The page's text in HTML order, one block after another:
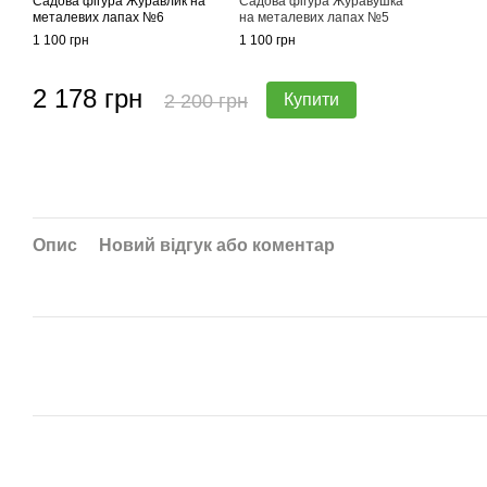
металевих лапах №6
1 100 грн
на металевих лапах №5
1 100 грн
2 178 грн 2 200 грн Купити
Опис Новий відгук або коментар